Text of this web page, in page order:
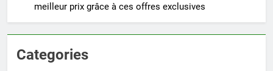
meilleur prix grâce à ces offres exclusives
Categories